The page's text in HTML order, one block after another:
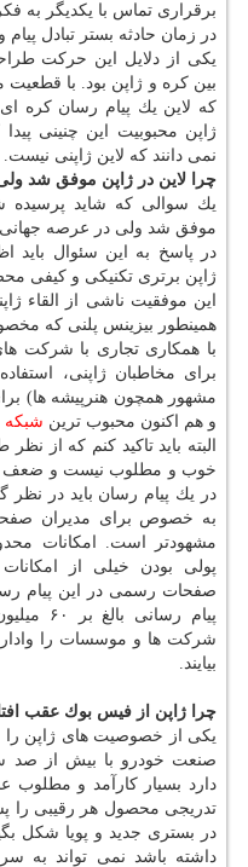
برقراری تماس با یكدیگر به
در زمان حادثه بستر تبادل
یكی از دلایل این حركت
بین كره و ژاپن بود. با
كه لاین یك پیام رسان كره
ژاپن محبوبیت این چنینی
نمی دانند كه لاین ژاپنی نیست.
چرا لاین در ژاپن موفق شد ولی
یك سوالی كه شاید پرسیده
موفق شد ولی در عرصه جهانی
در پاسخ به این سئوال باید
ژاپن برتری تكنیكی و كیفی
این موفقیت ناشی از القاء
همینطور بیزینس پلنی كه
با همكاری تجاری با شركت
برای مخاطبان ژاپنی،
مشهور همچون هنرپیشه ها)
و هم اكنون محبوب ترین شبكه
البته باید تاكید كنم كه از
خوب و مطلوب نیست و ضعف
در یك پیام رسان باید در
به خصوص برای مدیران
مشهودتر است. امكانات
پولی بودن خیلی از
صفحات رسمی در این پیام
پیام رسانی بالغ بر ۶۰ میلیون
شركت ها و موسسات را وادار
بیایند.
چرا ژاپن از فیس بوك عقب
یكی از خصوصیت های ژاپن را
صنعت خودرو با بیش از صد
دارد بسیار كارآمد و مطلوب
تدریجی محصول هر رقیبی را
در بستری جدید و پویا شكل
داشته باشد نمی تواند به